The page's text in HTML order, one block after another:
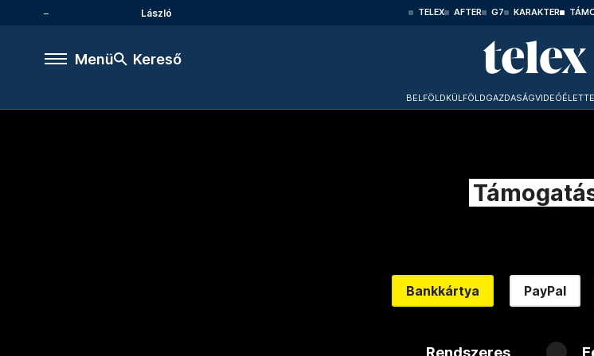
László TELEX AFTER G7 KARAKTER
Menü Kereső
BELFÖLDKÜLFÖLDGAZDASÁGVIDEÓÉLET
Bankkártya PayPal
Rendszeres